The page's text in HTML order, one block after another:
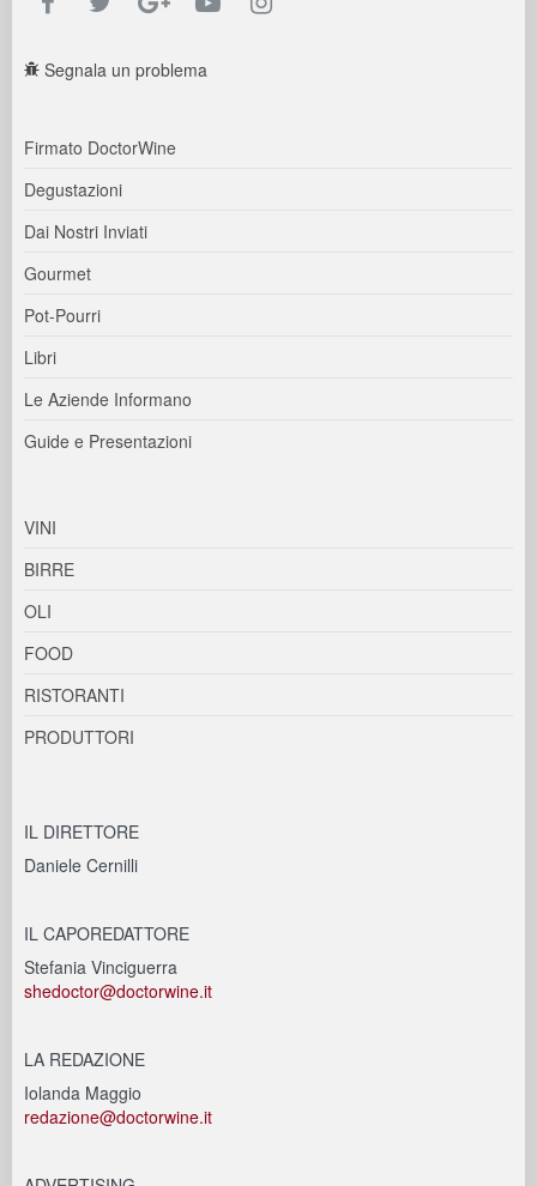
Segnala un problema
Firmato DoctorWine
Degustazioni
Dai Nostri Inviati
Gourmet
Pot-Pourri
Libri
Le Aziende Informano
Guide e Presentazioni
VINI
BIRRE
OLI
FOOD
RISTORANTI
PRODUTTORI
IL DIRETTORE
Daniele Cernilli
IL CAPOREDATTORE
Stefania Vinciguerra
shedoctor@doctorwine.it
LA REDAZIONE
Iolanda Maggio
redazione@doctorwine.it